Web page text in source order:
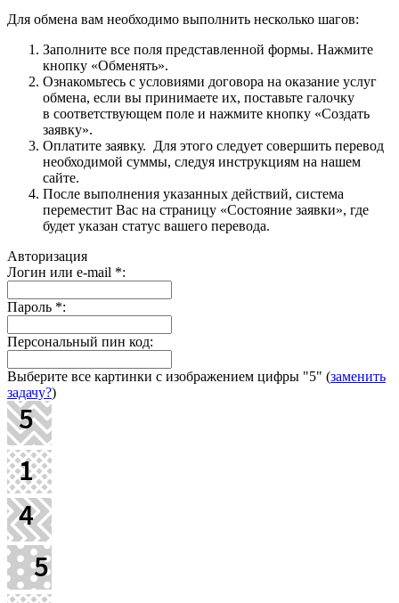
Для обмена вам необходимо выполнить несколько шагов:
Заполните все поля представленной формы. Нажмите
кнопку «Обменять».
Ознакомьтесь с условиями договора на оказание услуг
обмена, если вы принимаете их, поставьте галочку
в соответствующем поле и нажмите кнопку «Создать
заявку».
Оплатите заявку. Для этого следует совершить перевод
необходимой суммы, следуя инструкциям на нашем
сайте.
После выполнения указанных действий, система
переместит Вас на страницу «Состояние заявки», где
будет указан статус вашего перевода.
Авторизация
Логин или e-mail *:
Пароль *:
Персональный пин код:
Выберите все картинки с изображением цифры "5" (заменить
задачу?)